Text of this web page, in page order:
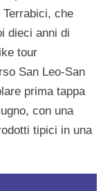
che
dieci anni di
tour
San Leo-San
prima tappa
con una
tipici in una